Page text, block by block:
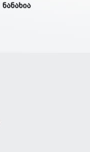
ნანახია